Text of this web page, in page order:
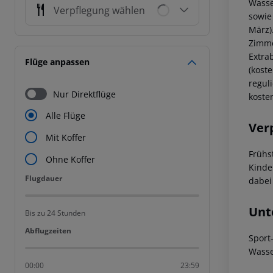
Verpflegung wählen
Flüge anpassen
Nur Direktflüge
Alle Flüge
Mit Koffer
Ohne Koffer
Flugdauer
Flugdauer
Bis zu 24 Stunden
Abflugzeiten
Abflugzeiten
00:00 23:59